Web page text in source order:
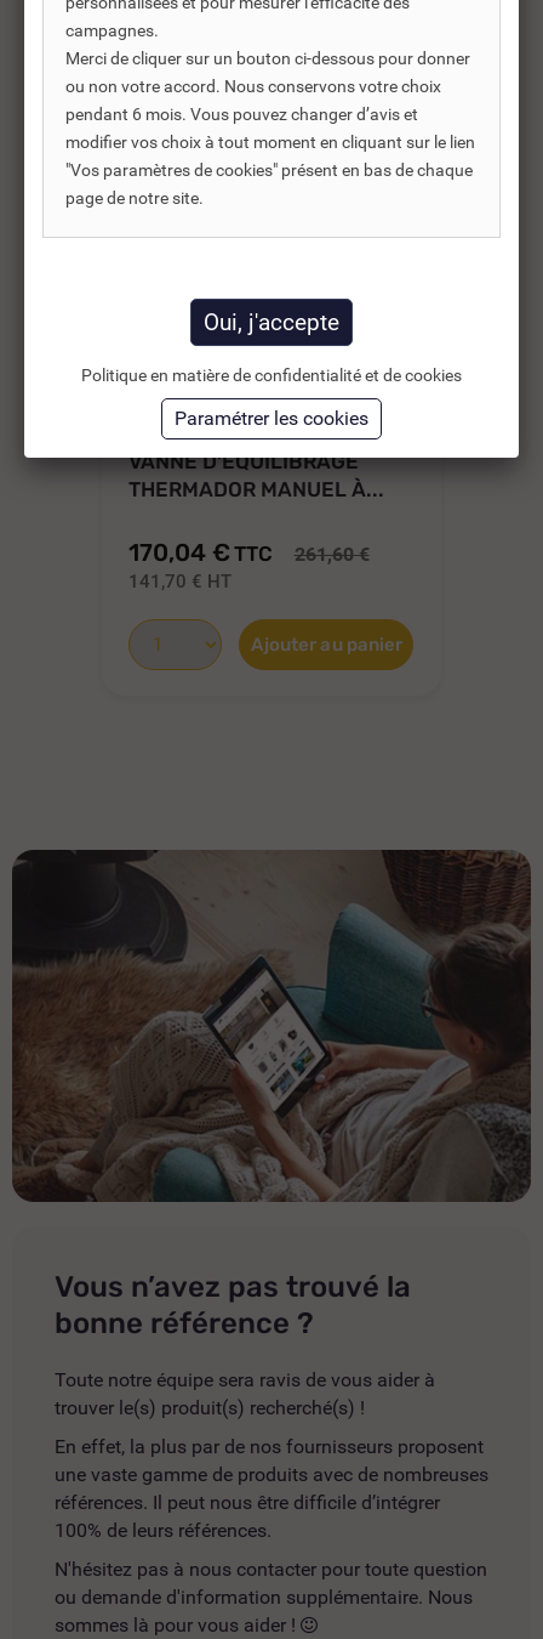
-35%
REF DNC :346703
VANNE D'ÉQUILIBRAGE
THERMADOR MANUEL À...
170,04 € TTC 261,60 €
141,70 € HT
Ajouter au panier
Vous n’avez pas trouvé la
bonne référence ?
Toute notre équipe sera ravis de vous aider à
trouver le(s) produit(s) recherché(s) !
En effet, la plus par de nos fournisseurs proposent
une vaste gamme de produits avec de nombreuses
références. Il peut nous être difficile d’intégrer
100% de leurs références.
N'hésitez pas à nous contacter pour toute question
ou demande d'information supplémentaire. Nous
sommes là pour vous aider !
campagnes.
Merci de cliquer sur un bouton ci-dessous pour donner
ou non votre accord. Nous conservons votre choix
pendant 6 mois. Vous pouvez changer d’avis et
modifier vos choix à tout moment en cliquant sur le lien
"Vos paramètres de cookies" présent en bas de chaque
page de notre site.
Politique en matière de confidentialité et de cookies